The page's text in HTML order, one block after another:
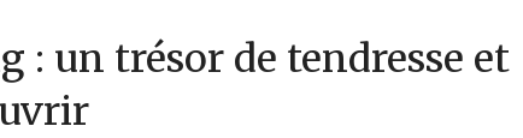
: un trésor de tendresse et